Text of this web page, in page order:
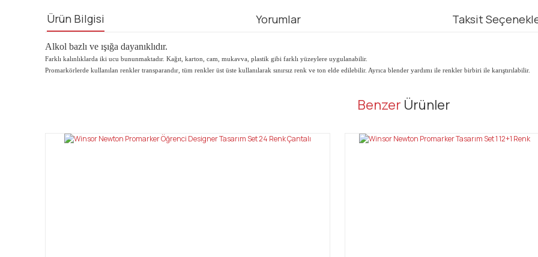
Ürün Bilgisi Yorumlar Taksit
Alkol bazlı ve ışığa dayanıklıdır.
Farklı kalınlıklarda iki ucu bununmaktadır. Kağıt, karton, cam, mukavva, plastik gibi farklı yüzeylere uygulanabilir.
Promarkörlerde kullanılan renkler transparandır, tüm renkler üst üste kullanılarak sınırsız renk ve ton elde edilebilir. Ayrıca blender yardımı ile renkler birbiri ile karıştırılabilir.
Bu ürünün fiyat bilgisi, resim, ürün açıklamalarında ve diğer konularda yetersiz gördüğünüz noktaları öneri formunu kullanarak
Ürün resmi kalitesiz, bozuk veya görüntülenemiyor.
Benzer Ürünler